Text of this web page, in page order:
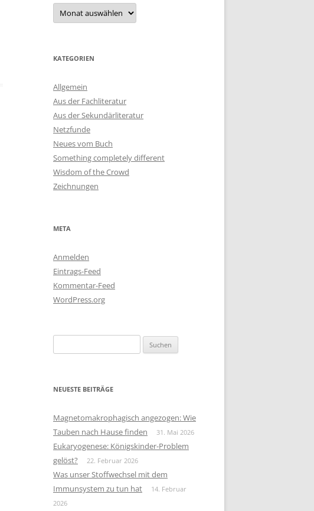
Archiv
KATEGORIEN
Allgemein
Aus der Fachliteratur
Aus der Sekundärliteratur
Netzfunde
Neues vom Buch
Something completely different
Wisdom of the Crowd
Zeichnungen
META
Anmelden
Eintrags-Feed
Kommentar-Feed
WordPress.org
nach:
NEUESTE BEITRÄGE
Magnetomakrophagisch angezogen: Wie
Tauben nach Hause finden
31. Mai 2026
Eukaryogenese: Königskinder-Problem
gelöst?
22. Februar 2026
Was unser Stoffwechsel mit dem
Immunsystem zu tun hat
14. Februar
2026